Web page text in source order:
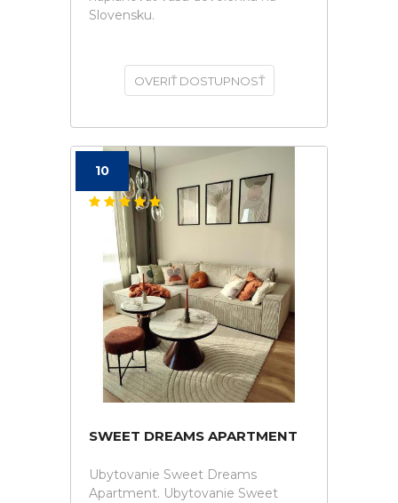
Slovensku.
OVERIŤ DOSTUPNOSŤ
10
SWEET DREAMS APARTMENT
Ubytovanie Sweet Dreams
Apartment. Ubytovanie Sweet